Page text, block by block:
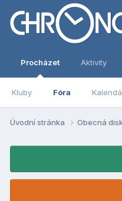
Procházet
Kluby Fóra
Aktivity
Úvodní stránka Obecná